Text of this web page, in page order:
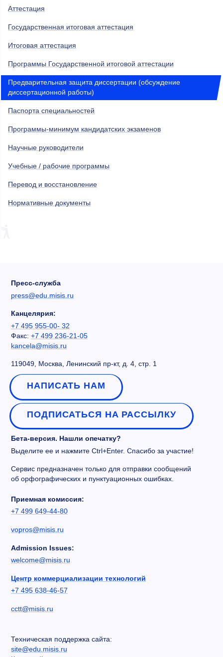
Аттестация
Государственная итоговая аттестация
Итоговая аттестация
Программы Государственной итоговой аттестации
Предварительная защита диссертации (обсуждение
диссертационной работы)
Паспорта специальностей
Программы-минимум кандидатских экзаменов
Научные руководители
Учебные / рабочие программы
Перевод и восстановление
Нормативные документы
Пресс-служба
press@edu.misis.ru
Канцелярия:
+7 495 955-00- 32
Факс: +7 499 236-21-05
kancela@misis.ru
119049, Москва, Ленинский пр-кт, д. 4, стр. 1
НАПИСАТЬ НАМ
ПОДПИСАТЬСЯ НА РАССЫЛКУ
Бета-версия. Нашли опечатку?
Выделите ее и нажмите Ctrl+Enter. Спасибо за участие!
Сервис предназначен только для отправки сообщений
об орфографических и пунктуационных ошибках.
Приемная комиссия:
+7 499 649-44-80
vopros@misis.ru
Admission Issues:
welcome@misis.ru
Центр коммерциализации технологий
+7 495 638-46-57
cctt@misis.ru
Техническая поддержка сайта:
site@edu.misis.ru